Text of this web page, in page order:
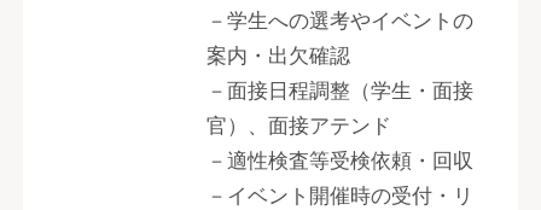
－学生への選考やイベントの
案内・出欠確認
－面接日程調整（学生・面接
官）、面接アテンド
－適性検査等受検依頼・回収
－イベント開催時の受付・リ